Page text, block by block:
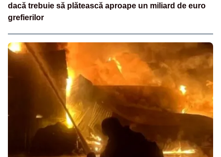
dacă trebuie să plătească aproape un miliard de euro
grefierilor